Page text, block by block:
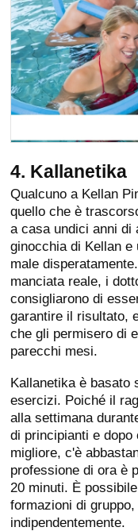
4. Kallanetika
Qualcuno a Kellan
quello che è
a casa undici anni di
ginocchia di Kellan
male
manciata reale, i
consigliarono di
garantire il risultato,
che gli permisero di
parecchi mesi.
Kallanetika è basato
esercizi. Poiché il
alla settimana
di principianti e
migliore, c'è
professione di ora è
20 minuti. È
formazioni di
indipendentemente.